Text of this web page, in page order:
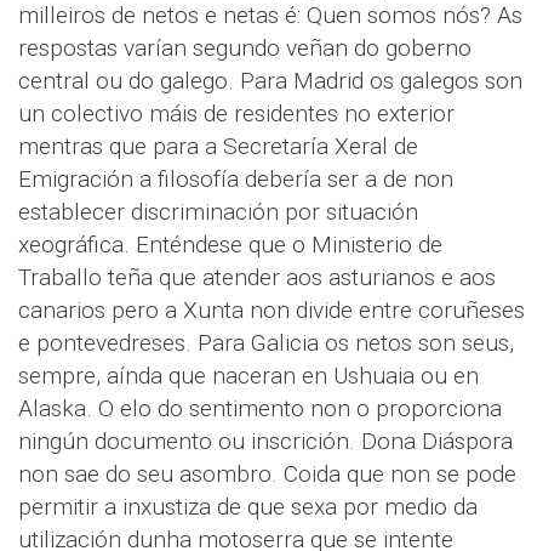
milleiros de netos e netas é: Quen somos nós? As
respostas varían segundo veñan do goberno
central ou do galego. Para Madrid os galegos son
un colectivo máis de residentes no exterior
mentras que para a Secretaría Xeral de
Emigración a filosofía debería ser a de non
establecer discriminación por situación
xeográfica. Enténdese que o Ministerio de
Traballo teña que atender aos asturianos e aos
canarios pero a Xunta non divide entre coruñeses
e pontevedreses. Para Galicia os netos son seus,
sempre, aínda que naceran en Ushuaia ou en
Alaska. O elo do sentimento non o proporciona
ningún documento ou inscrición. Dona Diáspora
non sae do seu asombro. Coida que non se pode
permitir a inxustiza de que sexa por medio da
utilización dunha motoserra que se intente